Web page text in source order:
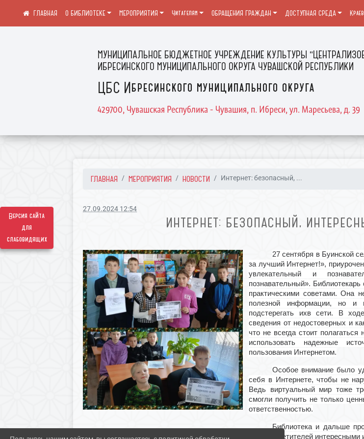
Версия сайта
для
слабовидящих
МУНИЦИПАЛЬНОЕ БЮДЖЕТНОЕ УЧРЕЖДЕНИЕ КУЛЬТУРЫ
ИБРЕСИНСКОГО МУНИЦИПАЛЬНОГО ОКРУГА ЧУВАШСКОЙ РЕСПУБЛИКИ
ЦБС Ибресинского муниципального округа
429700, Чувашская Республика - Чувашия, п. Ибреси, ул. Маресьева, д. 39
О БИБЛИОТЕКЕ МЕРОПРИЯТИЯ Читателям ОБРАЩЕНИЯ ГРАЖДАН ДОСТУПНАЯ СРЕДА
ГЛАВНАЯ МЕРОПРИЯТИЯ НОВОСТИ Интернет: безопасный, ...
27.09.2024 12:54
ИНТЕРНЕТ: БЕЗОПАСНЫЙ,
27 сентября в Буинской
за лучший Интернет!»,
увлекательный и
познавательный».
практическими советами. Она
полезной информации, но и
подстерегать ихв сети. В
сведения от недостоверных и
что не всегда стоит
использовать надежные
пользования Интернетом.
Особое внимание было
себя в Интернете, чтобы не
Ведь виртуальный мир тоже
смогли получить не только
ответственностью.
Библиотека и дальше
своих посетителей